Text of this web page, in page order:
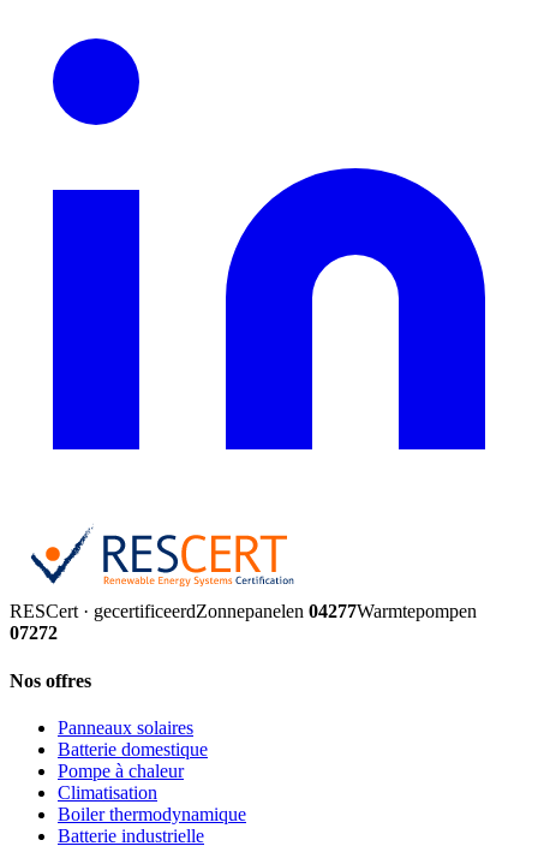
RESCert · gecertificeerdZonnepanelen 04277Warmtepompen
07272
Nos offres
Panneaux solaires
Batterie domestique
Pompe à chaleur
Climatisation
Boiler thermodynamique
Batterie industrielle